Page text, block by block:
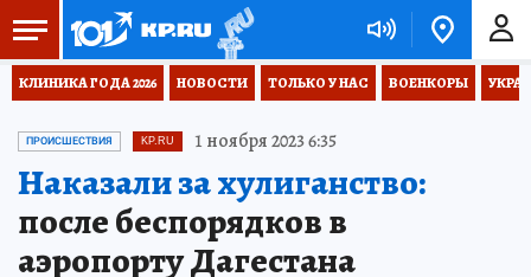
КЛИНИКА ГОДА 2026 НОВОСТИ ТОЛЬКО У НАС ВОЕНКОРЫ
ПРОИСШЕСТВИЯ KP.RU 1 ноября 2023 6:35
Наказали за хулиганство:
после беспорядков в
аэропорту Дагестана